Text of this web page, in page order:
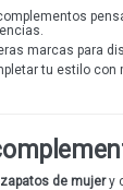
marcas para
tu estilo
zapatos de mujer y